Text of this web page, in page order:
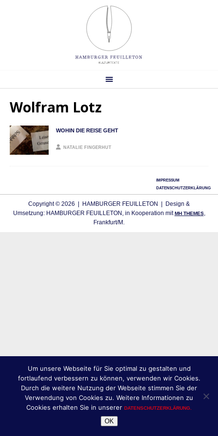
Wolfram Lotz
WOHIN DIE REISE GEHT
NATALIE FINGERHUT
IMPRESSUM
DATENSCHUTZERKLÄRUNG
Copyright © 2026 | HAMBURGER FEUILLETON | Design &
Umsetzung: HAMBURGER FEUILLETON, in Kooperation mitMH THEMES,
Frankfurt/M.
Um unsere Webseite für Sie optimal zu gestalten und
fortlaufend verbessern zu können, verwenden wir Cookies.
Durch die weitere Nutzung der Webseite stimmen Sie der
Verwendung von Cookies zu. Weitere Informationen zu
Cookies erhalten Sie in unserer DATENSCHUTZERKLÄRUNG.
OK